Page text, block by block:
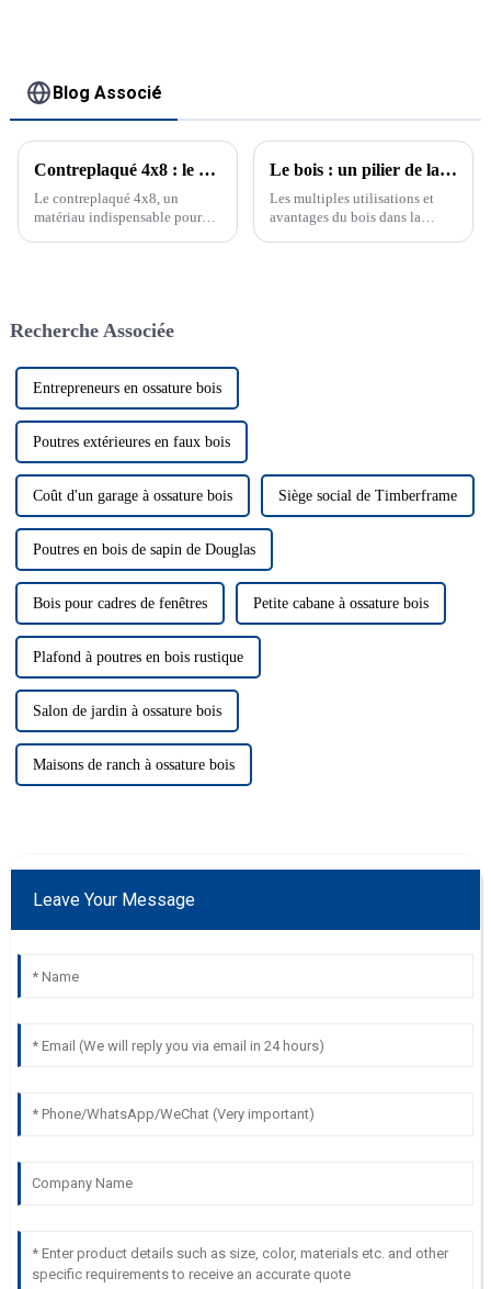
Blog Associé
Contreplaqué 4x8 : le matériau essentiel pour chaque projet de construction
Le contreplaqué 4x8, un
matériau indispensable pour
matériau polyvalent utilisé
Découvrez ses ...
Le bois : un pilier de la construction moderne
Les multiples utilisations et
avantages du bois dans la
Recherche Associée
Entrepreneurs en ossature bois
Poutres extérieures en faux bois
Coût d'un garage à ossature bois Siège social de Timberframe
Poutres en bois de sapin de Douglas
Bois pour cadres de fenêtres Petite cabane à ossature bois
Plafond à poutres en bois rustique
Salon de jardin à ossature bois
Maisons de ranch à ossature bois
Leave Your Message